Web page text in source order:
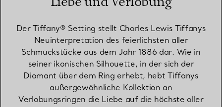
Der Tiffany® Setting stellt Charles Lewis Tiffanys
Neuinterpretation des feierlichsten aller
Schmuckstücke aus dem Jahr 1886 dar. Wie in
seiner ikonischen Silhouette, in der sich der
Diamant über dem Ring erhebt, hebt Tiffanys
außergewöhnliche Kollektion an
Verlobungsringen die Liebe auf die höchste aller